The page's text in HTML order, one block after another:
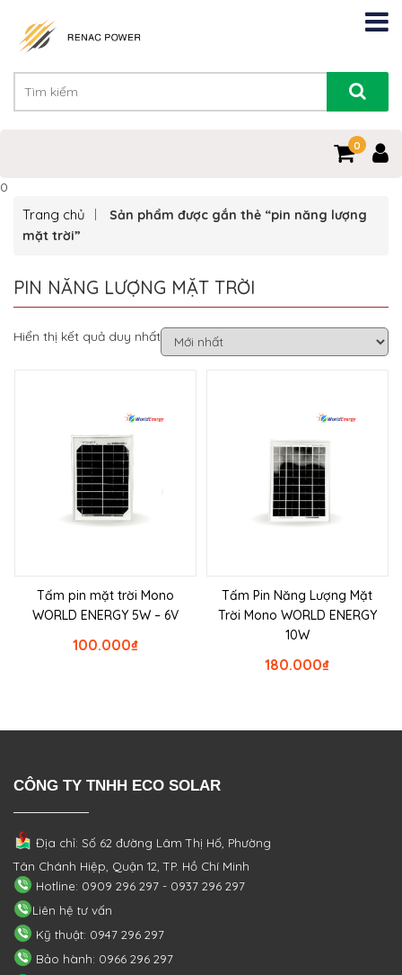
0
0
Trang chủ
Sản phẩm được gắn thẻ “pin năng lượng
mặt trời”
PIN NĂNG LƯỢNG MẶT TRỜI
Hiển thị kết quả duy nhất
Tấm pin mặt trời Mono
WORLD ENERGY 5W – 6V
₫
100.000
Tấm Pin Năng Lượng Mặt
Trời Mono WORLD ENERGY
10W
₫
180.000
CÔNG TY TNHH ECO SOLAR
Địa chỉ: Số 62 đường Lâm Thị Hố, Phường
Tân Chánh Hiệp, Quận 12, TP. Hồ Chí Minh
Hotline: 0909 296 297 - 0937 296 297
Liên hệ tư vấn
Kỹ thuật: 0947 296 297
Bảo hành: 0966 296 297